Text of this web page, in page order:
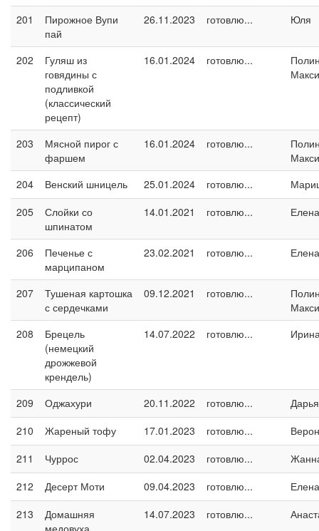
201
Пирожное Вупи
пай
26.11.2023 готовлю... Юля
202
Гуляш из
говядины с
подливкой
(классический
рецепт)
16.01.2024 готовлю...
203
Мясной пирог с
фаршем
16.01.2024 готовлю...
204
Венский шницель 25.01.2024 готовлю...
205
Слойки со
шпинатом
14.01.2021 готовлю...
206
Печенье с
марципаном
23.02.2021 готовлю...
207
Тушеная картошка
с сердечками
09.12.2021 готовлю...
208
Брецель
(немецкий
дрожжевой
крендель)
14.07.2022 готовлю...
209 Оджахури 20.11.2022 готовлю...
Дарья
210
Жареный тофу 17.01.2023 готовлю...
211
Чуррос 02.04.2023 готовлю...
212
Десерт Моти 09.04.2023 готовлю...
213
Домашняя
14.07.2023 готовлю...